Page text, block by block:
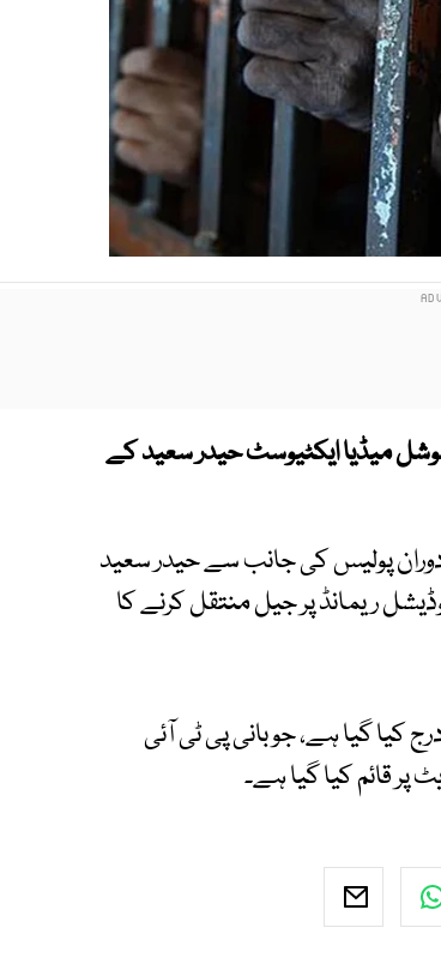
میڈیا ایکٹیوسٹ حیدر سعید کے
پولیس کی جانب سے حیدر سعید
ریمانڈ پر جیل منتقل کرنے کا
کیا گیا ہے، جو بانی پی ٹی آئی
قائم کیا گیا ہے۔